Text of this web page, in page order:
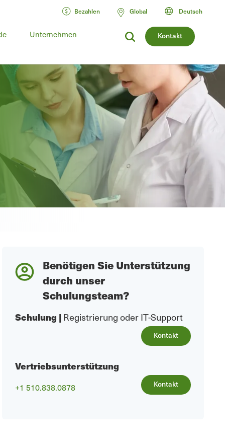
Kontakt
Unternehmen
Bezahlen Global Deutsch
Benötigen Sie Unterstützung
durch unser
Schulungsteam?
Schulung | Registrierung oder IT-Support
Kontakt
Vertriebsunterstützung
+1 510.838.0878 Kontakt